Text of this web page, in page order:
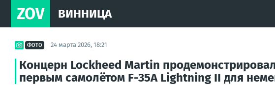
ZOV ВИННИЦА
ФОТО 24 марта 2026, 18:21
Концерн Lockheed Martin
первым самолётом F-35A Lightning II для